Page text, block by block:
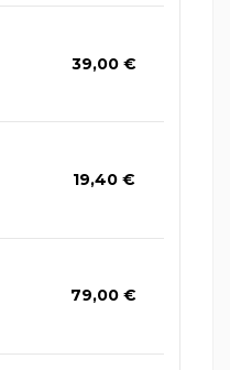
39,00 €
19,40 €
79,00 €